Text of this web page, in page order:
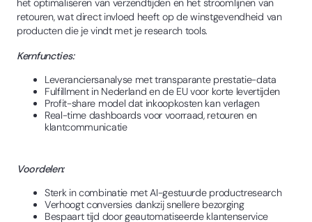
het optimaliseren van verzendtijden en het stroomlijnen van
retouren, wat direct invloed heeft op de winstgevendheid van
producten die je vindt met je research tools.
Kernfuncties:
Leveranciersanalyse met transparante prestatie-data
Fulfillment in Nederland en de EU voor korte levertijden
Profit-share model dat inkoopkosten kan verlagen
Real-time dashboards voor voorraad, retouren en
klantcommunicatie
Voordelen:
Sterk in combinatie met AI-gestuurde productresearch
Verhoogt conversies dankzij snellere bezorging
Bespaart tijd door geautomatiseerde klantenservice